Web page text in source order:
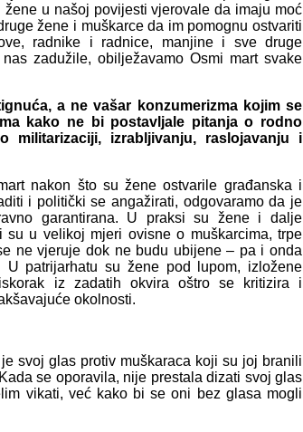
u našoj povijesti vjerovale da imaju moć
žene i muškarce da im pomognu ostvariti
radnike i radnice, manjine i sve druge
zadužile, obilježavamo Osmi mart svake
a ne vašar konzumerizma kojim se
kako ne bi postavljale pitanja o rodno
izrabljivanju, raslojavanju i
nakon što su žene ostvarile građanska i
i politički se angažirati, odgovaramo da je
garantirana. U praksi su žene i dalje
su u velikoj mjeri ovisne o muškarcima, trpe
ne vjeruje dok ne budu ubijene – pa i onda
patrijarhatu su žene pod lupom, izložene
iz zadatih okvira oštro se kritizira i
okolnosti.
svoj glas protiv muškaraca koji su joj branili
se oporavila, nije prestala dizati svoj glas
vikati, već kako bi se oni bez glasa mogli